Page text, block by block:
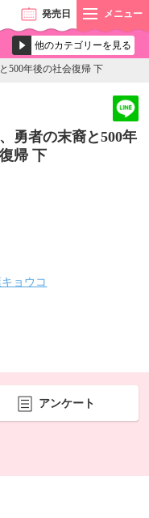
発売日 メニュー
500年後の社会復帰 下
勇者の末裔と500年
帰 下
ョウコ
アンケート